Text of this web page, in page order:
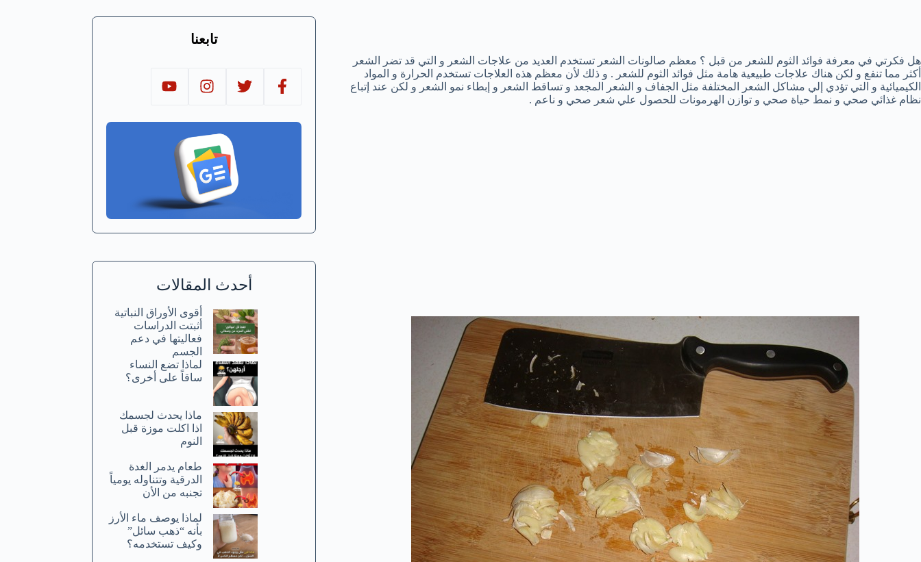
هل فكرتي في معرفة فوائد الثوم للشعر من قبل ؟ معظم صالونات الشعر تستخدم العديد من علاجات الشعر و التي قد تضر الشعر
أكثر مما تنفع و لكن هناك علاجات طبيعية هامة مثل فوائد الثوم للشعر . و ذلك لأن معظم هذه العلاجات تستخدم الحرارة و المواد
الكيميائية و التي تؤدي إلي مشاكل الشعر المختلفة مثل الجفاف و الشعر المجعد و تساقط الشعر و إبطاء نمو الشعر و لكن عند إتباع
نظام غذائي صحي و نمط حياة صحي و توازن الهرمونات للحصول علي شعر صحي و ناعم .
تابعنا
أحدث المقالات
أقوى الأوراق النباتية
أثبتت الدراسات
فعاليتها في دعم
الجسم
لماذا تضع النساء
ساقاً على أخرى؟
ماذا يحدث لجسمك
اذا اكلت موزة قبل
النوم
طعام يدمر الغدة
الدرقية وتتناوله يومياً
تجنبه من الأن
لماذا يوصف ماء الأرز
بأنه “ذهب سائل”
وكيف تستخدمه؟